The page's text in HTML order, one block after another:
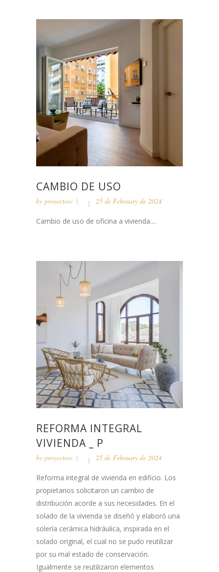
CAMBIO DE USO
by proyectow 25 de February de 2024
Cambio de uso de oficina a vivienda....
REFORMA INTEGRAL
VIVIENDA _ P
by proyectow 25 de February de 2024
Reforma integral de vivienda en edificio. Los
propietarios solicitaron un cambio de
distribución acorde a sus necesidades. En el
solado de la vivienda se diseñó y elaboró una
solería cerámica hidráulica, inspirada en el
solado original, el cual no se pudo reutilizar
por su mal estado de conservación.
Igualmente se reutilizaron elementos